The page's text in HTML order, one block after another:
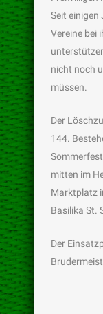
Seit einigen
Vereine bei
nicht noch
müssen.
Der
144.
mitten im
Marktplatz
Basilika St.
Der